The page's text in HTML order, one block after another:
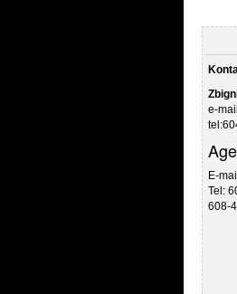
e-
E-
Tel:
608-